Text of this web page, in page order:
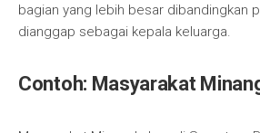
bagian yang lebih besar dibandingkan
dianggap sebagai kepala keluarga.
Contoh: Masyarakat